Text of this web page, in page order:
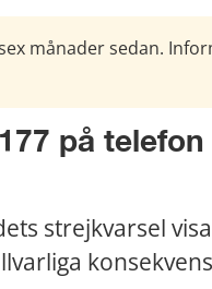
månader sedan.
på telefon
strejkvarsel